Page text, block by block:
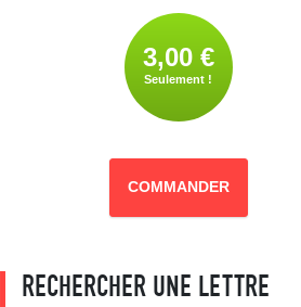
3,00 €
Seulement !
COMMANDER
RECHERCHER UNE LETTRE